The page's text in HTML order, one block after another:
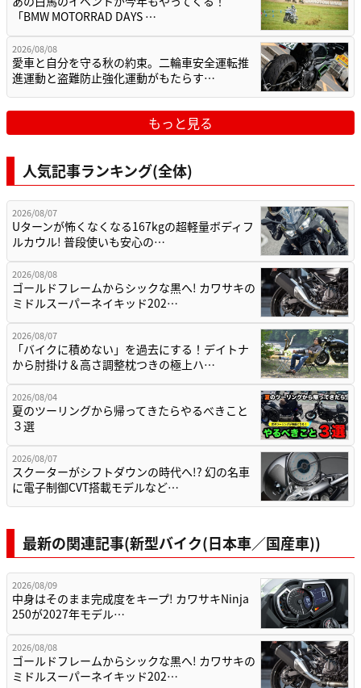
「BMW MOTORRAD DAYS …
2026/08/08
愛車と自分を守る秋の約束。二輪車安全運転推
進運動と盗難防止強化運動がもたらす…
もっと見る
人気記事ランキング(全体)
2026/08/07
Uターンが怖くなくなる167kgの超軽量ボディフ
ルカウル! 普段使いも安心の…
2026/08/08
ゴールドフレームからシックな黒へ! カワサキの
ミドルスーパーネイキッド202…
2026/08/07
「バイクに積めない」を過去にする！デイトナ
から肘掛け＆高さ調整枕つきの極上ハ…
2026/08/04
夏のツーリングから帰ってきたらやるべきこと
３選
2026/08/07
スクーターがシフトダウンの時代へ!? 幻の名車
に電子制御CVT搭載モデルなど…
最新の関連記事(新型バイク(日本車／国産車))
2026/08/09
中身はそのまま完成度をキープ! カワサキNinja
250が2027年モデル…
2026/08/08
ゴールドフレームからシックな黒へ! カワサキの
ミドルスーパーネイキッド202…